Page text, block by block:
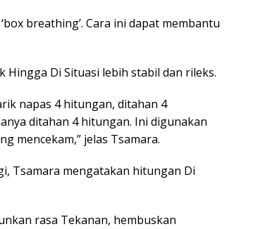
breathing’. Cara ini dapat membantu
Hingga Di Situasi lebih stabil dan rileks.
napas 4 hitungan, ditahan 4
ditahan 4 hitungan. Ini digunakan
mencekam,” jelas Tsamara.
Tsamara mengatakan hitungan Di
rasa Tekanan, hembuskan